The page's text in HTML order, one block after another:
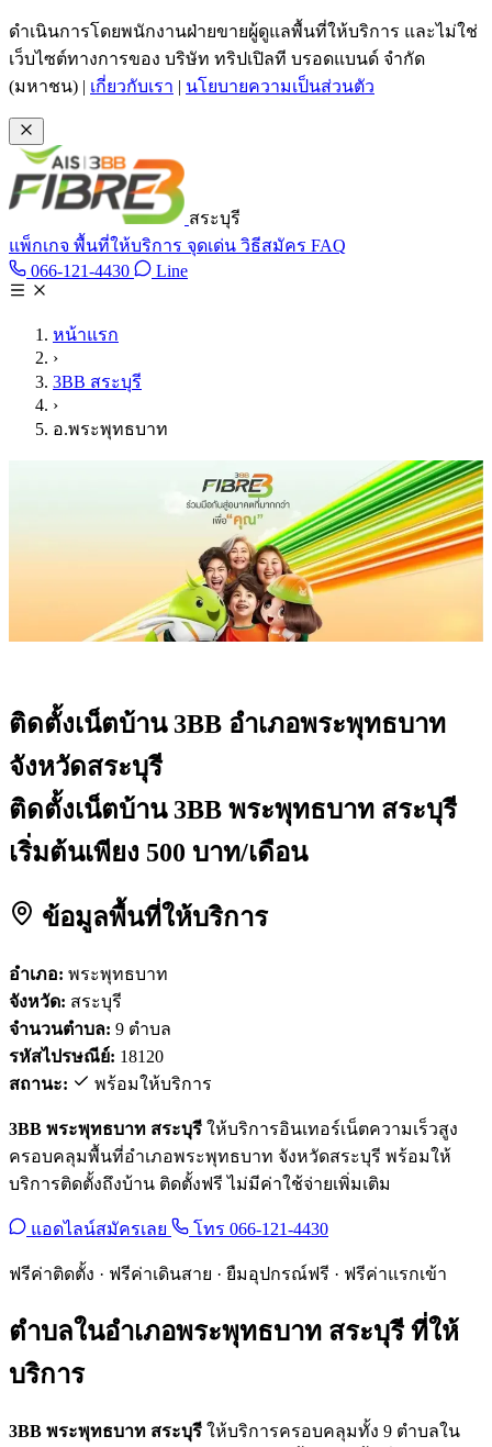
ข้ามไปเนื้อหาหลัก
ดำเนินการโดยพนักงานฝ่ายขายผู้ดูแลพื้นที่ให้บริการ และไม่ใช่
เว็บไซต์ทางการของ บริษัท ทริปเปิลที บรอดแบนด์ จำกัด
(มหาชน) | เกี่ยวกับเรา | นโยบายความเป็นส่วนตัว
สระบุรี
แพ็กเกจ พื้นที่ให้บริการ จุดเด่น วิธีสมัคร FAQ
066-121-4430 โทร 066-121-4430
LineLine @tan3bb
หน้าแรก
›
3BB สระบุรี
›
อ.พระพุทธบาท
ติดตั้งเน็ตบ้าน 3BB อำเภอพระพุทธบาท
จังหวัดสระบุรี
ติดตั้งเน็ตบ้าน 3BB พระพุทธบาท สระบุรี
เริ่มต้นเพียง 500 บาท/เดือน
ข้อมูลพื้นที่ให้บริการ
อำเภอ: พระพุทธบาท
จังหวัด: สระบุรี
จำนวนตำบล: 9 ตำบล
รหัสไปรษณีย์: 18120
สถานะ:
พร้อมให้บริการ
3BB พระพุทธบาท สระบุรี ให้บริการอินเทอร์เน็ตความเร็วสูง
ครอบคลุมพื้นที่อำเภอพระพุทธบาท จังหวัดสระบุรี พร้อมให้
บริการติดตั้งถึงบ้าน ติดตั้งฟรี ไม่มีค่าใช้จ่ายเพิ่มเติม
แอดไลน์สมัครเลย โทร 066-121-4430
ฟรีค่าติดตั้ง · ฟรีค่าเดินสาย · ยืมอุปกรณ์ฟรี · ฟรีค่าแรกเข้า
ตำบลในอำเภอพระพุทธบาท สระบุรี ที่ให้
บริการ
3BB พระพุทธบาท สระบุรี ให้บริการครอบคลุมทั้ง 9 ตำบลใน